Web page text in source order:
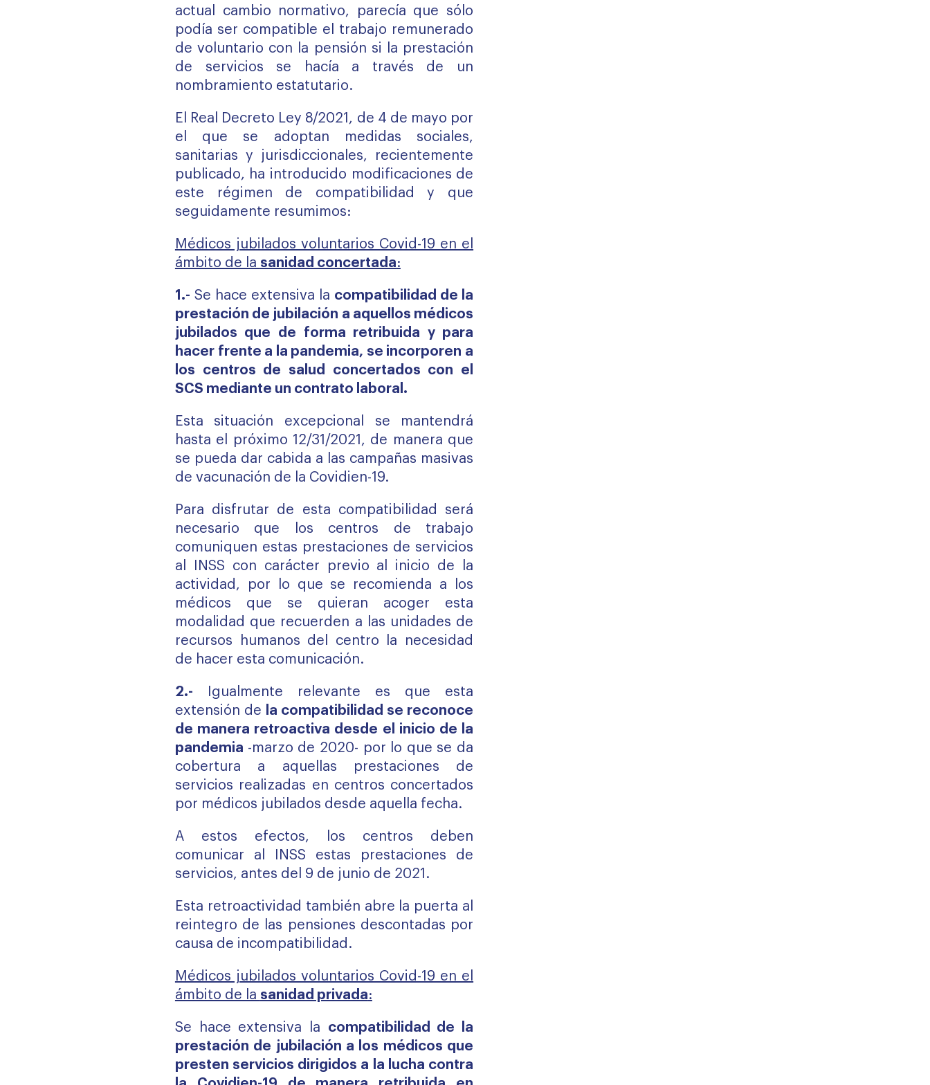
actual cambio normativo, parecía que sólo
podía ser compatible el trabajo remunerado
de voluntario con la pensión si la prestación
de servicios se hacía a través de un
nombramiento estatutario.
El Real Decreto Ley 8/2021, de 4 de mayo por
el que se adoptan medidas sociales,
sanitarias y jurisdiccionales, recientemente
publicado, ha introducido modificaciones de
este régimen de compatibilidad y que
seguidamente resumimos:
Médicos jubilados voluntarios Covid-19 en el
ámbito de la sanidad concertada:
1.- Se hace extensiva la compatibilidad de la
prestación de jubilación a aquellos médicos
jubilados que de forma retribuida y para
hacer frente a la pandemia, se incorporen a
los centros de salud concertados con el
SCS mediante un contrato laboral.
Esta situación excepcional se mantendrá
hasta el próximo 12/31/2021, de manera que
se pueda dar cabida a las campañas masivas
de vacunación de la Covidien-19.
Para disfrutar de esta compatibilidad será
necesario que los centros de trabajo
comuniquen estas prestaciones de servicios
al INSS con carácter previo al inicio de la
actividad, por lo que se recomienda a los
médicos que se quieran acoger esta
modalidad que recuerden a las unidades de
recursos humanos del centro la necesidad
de hacer esta comunicación.
2.- Igualmente relevante es que esta
extensión de
la compatibilidad se reconoce
de manera retroactiva desde el inicio de la
pandemia -marzo de 2020- por lo que se da
cobertura a aquellas prestaciones de
servicios realizadas en centros concertados
por médicos jubilados desde aquella fecha.
A estos efectos, los centros deben
comunicar al INSS estas prestaciones de
servicios, antes del 9 de junio de 2021.
Esta retroactividad también abre la puerta al
reintegro de las pensiones descontadas por
causa de incompatibilidad.
Médicos jubilados voluntarios Covid-19 en el
ámbito de la sanidad privada:
Se hace extensiva la compatibilidad de la
prestación de jubilación a los médicos que
presten servicios dirigidos a la lucha contra